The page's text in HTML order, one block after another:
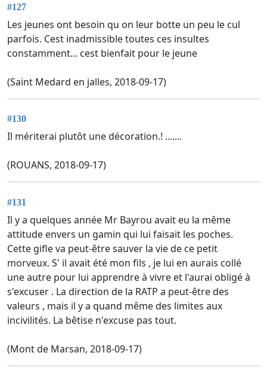
#127
Les jeunes ont besoin qu on leur botte un peu le cul
parfois. Cest inadmissible toutes ces insultes
constamment... cest bienfait pour le jeune
(Saint Medard en jalles, 2018-09-17)
#130
Il mériterai plutôt une décoration.! .......
(ROUANS, 2018-09-17)
#131
Il y a quelques année Mr Bayrou avait eu la même
attitude envers un gamin qui lui faisait les poches.
Cette gifle va peut-être sauver la vie de ce petit
morveux. S' il avait été mon fils , je lui en aurais collé
une autre pour lui apprendre à vivre et l'aurai obligé à
s'excuser . La direction de la RATP a peut-être des
valeurs , mais il y a quand même des limites aux
incivilités. La bêtise n'excuse pas tout.
(Mont de Marsan, 2018-09-17)